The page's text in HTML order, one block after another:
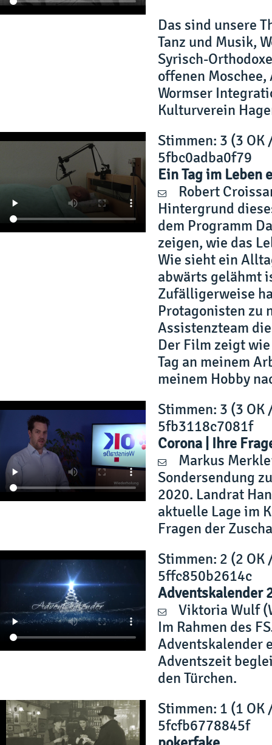
Das sind unsere
Tanz und Musik,
Syrisch-
offenen
Wormser
Kulturverein
Stimmen: 3 (3 OK
5fbc0adba0f79
Ein Tag im Leben
Robert
Hintergrund
dem Programm
zeigen, wie das
Wie sieht ein
abwärts gelähmt
Zufälligerweise
Protagonisten zu
Assistenzteam
Der Film zeigt
Tag an meinem
meinem Hobby
Stimmen: 3 (3 OK
5fb3118c7081f
Corona | Ihre
Markus
Sondersendung
2020. Landrat
aktuelle Lage im
Fragen der
Stimmen: 2 (2 OK
5ffc850b2614c
Adventskalender
Viktoria Wulf
Im Rahmen des
Adventskalender
Adventszeit
den Türchen.
Stimmen: 1 (1 OK
5fcfb6778845f